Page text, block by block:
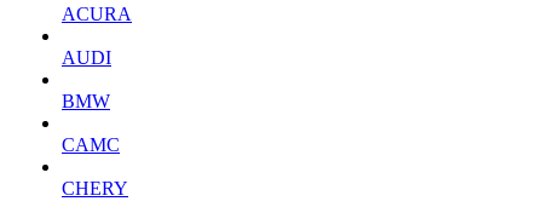
ACURA
AUDI
BMW
CAMC
CHERY